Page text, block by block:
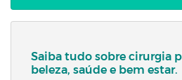
Saiba tudo sobre cirurgia
beleza, saúde e bem estar.